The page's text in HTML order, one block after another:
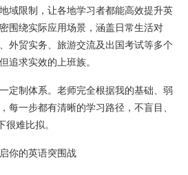
域限制，让各地学习者都能高效提升英
围绕实际应用场景，涵盖日常生活对
外贸实务、旅游交流及出国考试等多个
追求实效的上班族。
定制体系。老师完全根据我的基础、弱
每一步都有清晰的学习路径，不盲目、
很难比拟。
你的英语突围战